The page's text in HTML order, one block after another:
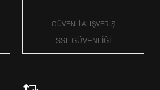
GÜVENLİ ALIŞVERİŞ
SSL GÜVENLİĞİ